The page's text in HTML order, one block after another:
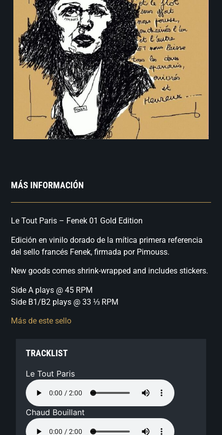
MÁS INFORMACIÓN
Le Tout Paris – Fenek 01 Gold Edition
Edición en vinilo dorado de la mítica primera referencia
del sello francés Fenek, firmada por Pimouss.
New goods comes shrink-wrapped and includes stickers.
Side A plays @ 45 RPM
Side B1/B2 plays @ 33 ⅓ RPM
Más de este sello
TRACKLIST
Le Tout Paris
Chaud Bouillant